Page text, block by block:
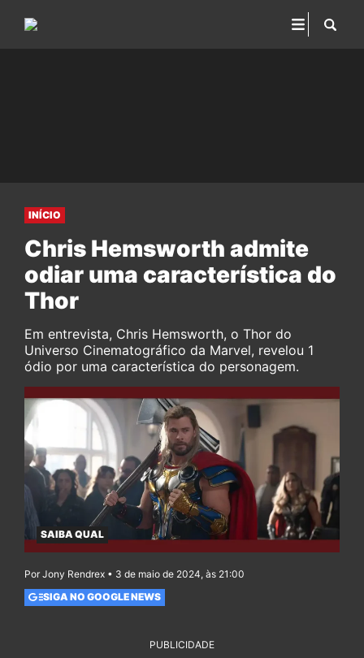
INÍCIO
Chris Hemsworth admite
odiar uma característica do
Thor
Em entrevista, Chris Hemsworth, o Thor do
Universo Cinematográfico da Marvel, revelou 1
ódio por uma característica do personagem.
SAIBA QUAL
Por Jony Rendrex • 3 de maio de 2024, às 21:00
SIGA NO GOOGLE NEWS
PUBLICIDADE